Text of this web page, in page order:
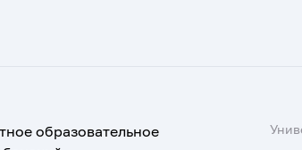
образовательное